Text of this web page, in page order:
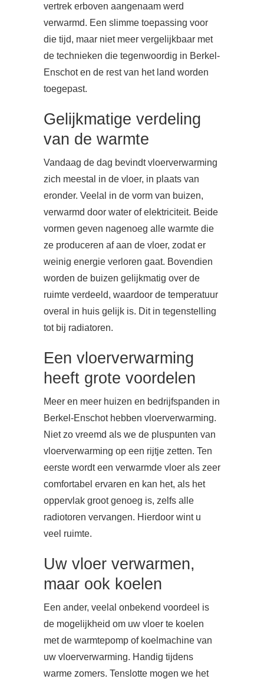
vertrek erboven aangenaam werd
verwarmd. Een slimme toepassing voor
die tijd, maar niet meer vergelijkbaar met
de technieken die tegenwoordig in Berkel-
Enschot en de rest van het land worden
toegepast.
Gelijkmatige verdeling
van de warmte
Vandaag de dag bevindt vloerverwarming
zich meestal in de vloer, in plaats van
eronder. Veelal in de vorm van buizen,
verwarmd door water of elektriciteit. Beide
vormen geven nagenoeg alle warmte die
ze produceren af aan de vloer, zodat er
weinig energie verloren gaat. Bovendien
worden de buizen gelijkmatig over de
ruimte verdeeld, waardoor de temperatuur
overal in huis gelijk is. Dit in tegenstelling
tot bij radiatoren.
Een vloerverwarming
heeft grote voordelen
Meer en meer huizen en bedrijfspanden in
Berkel-Enschot hebben vloerverwarming.
Niet zo vreemd als we de pluspunten van
vloerverwarming op een rijtje zetten. Ten
eerste wordt een verwarmde vloer als zeer
comfortabel ervaren en kan het, als het
oppervlak groot genoeg is, zelfs alle
radiotoren vervangen. Hierdoor wint u
veel ruimte.
Uw vloer verwarmen,
maar ook koelen
Een ander, veelal onbekend voordeel is
de mogelijkheid om uw vloer te koelen
met de warmtepomp of koelmachine van
uw vloerverwarming. Handig tijdens
warme zomers. Tenslotte mogen we het